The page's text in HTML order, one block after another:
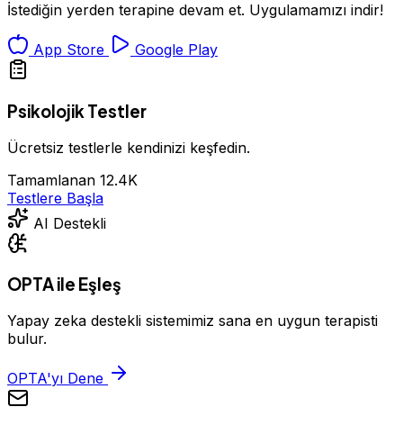
İstediğin yerden terapine devam et. Uygulamamızı indir!
App Store Google Play
Psikolojik Testler
Ücretsiz testlerle kendinizi keşfedin.
Tamamlanan 12.4K
Testlere Başla
AI Destekli
OPTA ile Eşleş
Yapay zeka destekli sistemimiz sana en uygun terapisti
bulur.
OPTA'yı Dene